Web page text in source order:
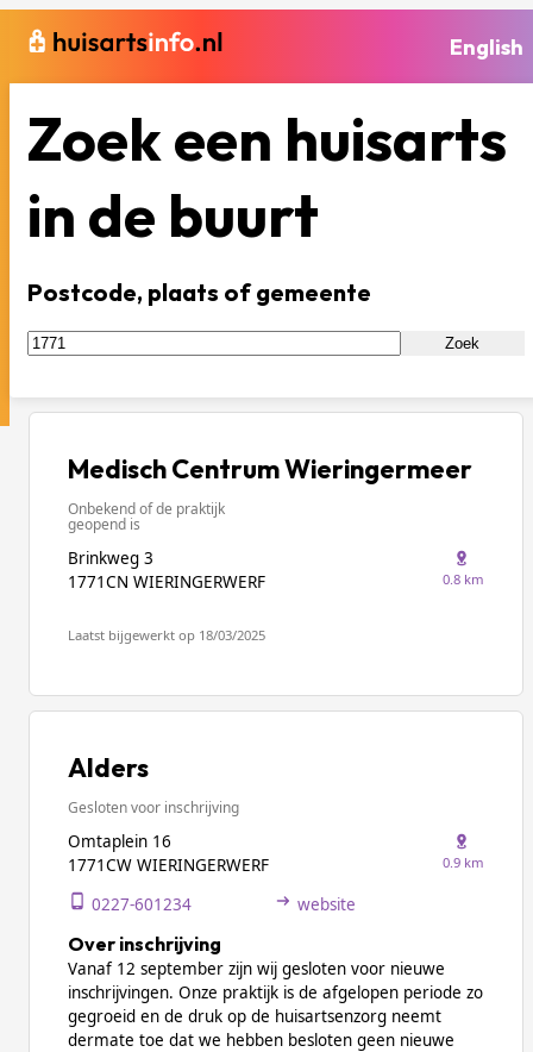
English
Zoek een huisarts
in de buurt
Postcode, plaats of gemeente
Zoek
Medisch Centrum Wieringermeer
Onbekend of de praktijk
geopend is
Brinkweg 3
1771CN WIERINGERWERF
0.8 km
Laatst bijgewerkt op 18/03/2025
Alders
Gesloten voor inschrijving
Omtaplein 16
1771CW WIERINGERWERF
0.9 km
0227-601234 website
Over inschrijving
Vanaf 12 september zijn wij gesloten voor nieuwe
inschrijvingen. Onze praktijk is de afgelopen periode zo
gegroeid en de druk op de huisartsenzorg neemt
dermate toe dat we hebben besloten geen nieuwe